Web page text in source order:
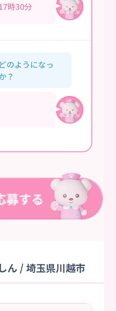
時30分
のようになっ
？
ん / 埼玉県川越市